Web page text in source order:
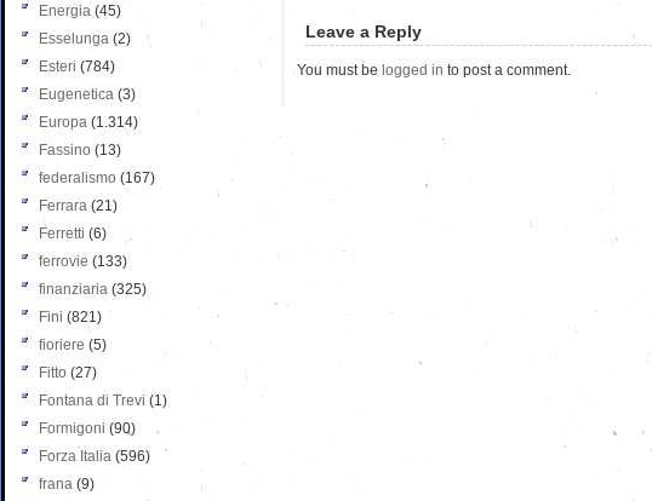
Leave a Reply
You must be logged in to post a comment.
Energia (45)
Esselunga (2)
Esteri (784)
Eugenetica (3)
Europa (1.314)
Fassino (13)
federalismo (167)
Ferrara (21)
Ferretti (6)
ferrovie (133)
finanziaria (325)
Fini (821)
fioriere (5)
Fitto (27)
Fontana di Trevi (1)
Formigoni (90)
Forza Italia (596)
frana (9)